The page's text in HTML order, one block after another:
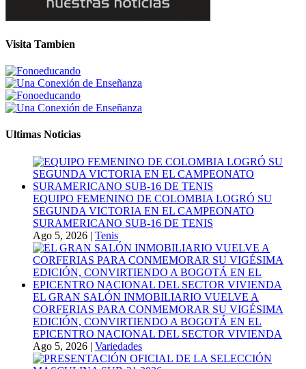
Visita Tambien
Ultimas Noticias
EQUIPO FEMENINO DE COLOMBIA LOGRÓ SU
SEGUNDA VICTORIA EN EL CAMPEONATO
SURAMERICANO SUB-16 DE TENIS
Ago 5, 2026 | Tenis
EL GRAN SALÓN INMOBILIARIO VUELVE A
CORFERIAS PARA CONMEMORAR SU VIGÉSIMA
EDICIÓN, CONVIRTIENDO A BOGOTÁ EN EL
EPICENTRO NACIONAL DEL SECTOR VIVIENDA
Ago 5, 2026 | Variedades